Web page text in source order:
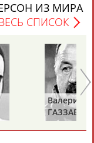
РЕКЛАМА
inform@infosport.ru
ИЗ МИРА
СПИСОК